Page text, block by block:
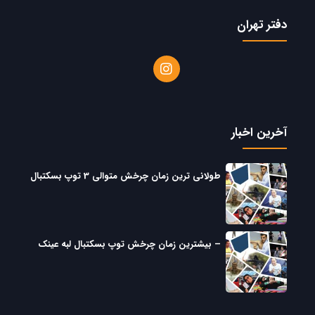
دفتر تهران
آخرین اخبار
طولانی ترین زمان چرخش متوالی 3 توپ بسکتبال
– بیشترین زمان چرخش توپ بسکتبال لبه عینک